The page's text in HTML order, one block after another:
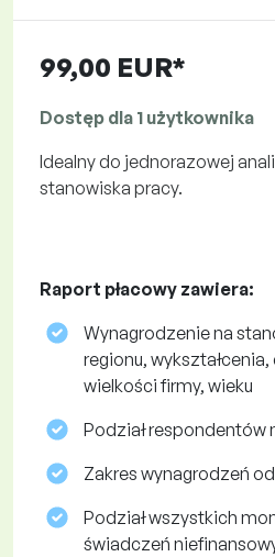
99,00 EUR*
Dostęp dla 1 użytkownika
Idealny do jednorazowej
stanowiska pracy.
Raport płacowy zawiera:
Wynagrodzenie na
regionu,
wielkości firmy, wieku
Podział respondentów
Zakres wynagrodzeń
Podział wszystkich
świadczeń